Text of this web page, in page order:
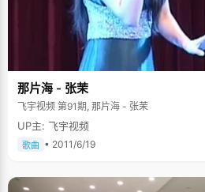
那片海 - 张茉
飞宇视频 第91期, 那片海 - 张茉
UP主: 飞宇视频
歌曲 • 2011/6/19